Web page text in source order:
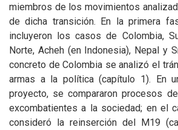
miembros de los movimientos
de dicha transición. En la primera
incluyeron los casos de Colombia,
Norte, Acheh (en Indonesia), Nepal y
concreto de Colombia se analizó el
armas a la política (capítulo 1). En
proyecto, se compararon procesos
excombatientes a la sociedad; en el
consideró la reinserción del M19